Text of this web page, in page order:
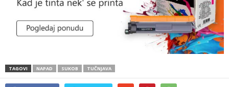
TAGOVI NAPAD SUKOB TUČNJAVA